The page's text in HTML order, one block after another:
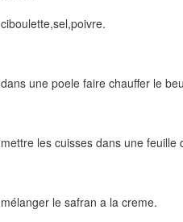
ciboulette,sel,poivre.
dans une poele faire chauffer le
mettre les cuisses dans une
mélanger le safran a la creme.